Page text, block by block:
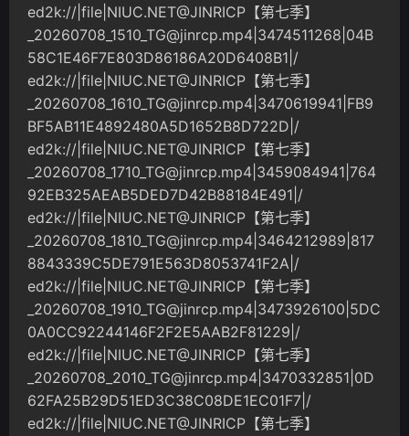
ed2k://|file|NIUC.NET@JINRICP【第七季】
_20260708_1510_TG@jinrcp.mp4 |3474511268|04B
58C1E46F7E803D86186A20D6408B1|/
ed2k://|file|NIUC.NET@JINRICP【第七季】
_20260708_1610_TG@jinrcp.mp4 |3470619941|FB9
BF5AB11E4892480A5D1652B8D722D|/
ed2k://|file|NIUC.NET@JINRICP【第七季】
_20260708_1710_TG@jinrcp.mp4 |3459084941|764
92EB325AEAB5DED7D42B88184E491|/
ed2k://|file|NIUC.NET@JINRICP【第七季】
_20260708_1810_TG@jinrcp.mp4 |3464212989|817
8843339C5DE791E563D8053741F2A|/
ed2k://|file|NIUC.NET@JINRICP【第七季】
_20260708_1910_TG@jinrcp.mp4 |3473926100|5DC
0A0CC92244146F2F2E5AAB2F81229|/
ed2k://|file|NIUC.NET@JINRICP【第七季】
_20260708_2010_TG@jinrcp.mp4 |3470332851|0D
62FA25B29D51ED3C38C08DE1EC01F7|/
ed2k://|file|NIUC.NET@JINRICP【第七季】